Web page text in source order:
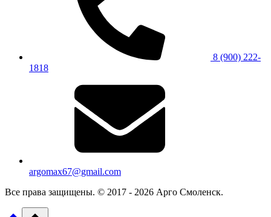
8 (900) 222-
1818
argomax67@gmail.com
Все права защищены. © 2017 - 2026 Арго Смоленск.